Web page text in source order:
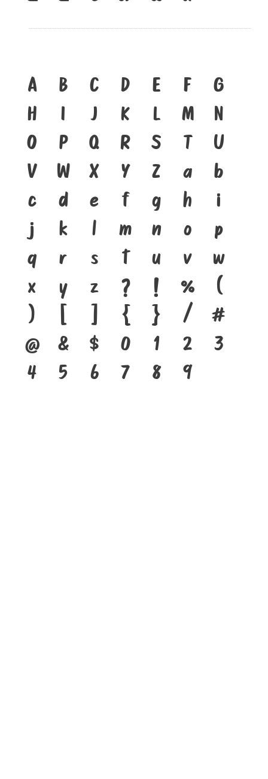
A B C D E F
G
H
I J K L M
N
O
P Q R S T
U
V
W X Y Z a
b
c
d e f g h
i
j
k l m n o
p
q
r s t u v
w
x
y z ? ! %
(
)
[ ] { } /
#
@
& $ 0 1 2
3
4
5 6 7 8 9